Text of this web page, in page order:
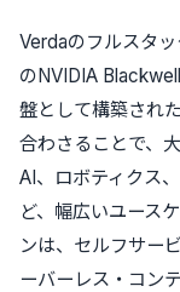
Verdaのフルスタ
のNVIDIA
盤として構築され
合わさることで、
AI、ロボティクス
ど、幅広いユース
ンは、セルフサー
ーバーレス・コン